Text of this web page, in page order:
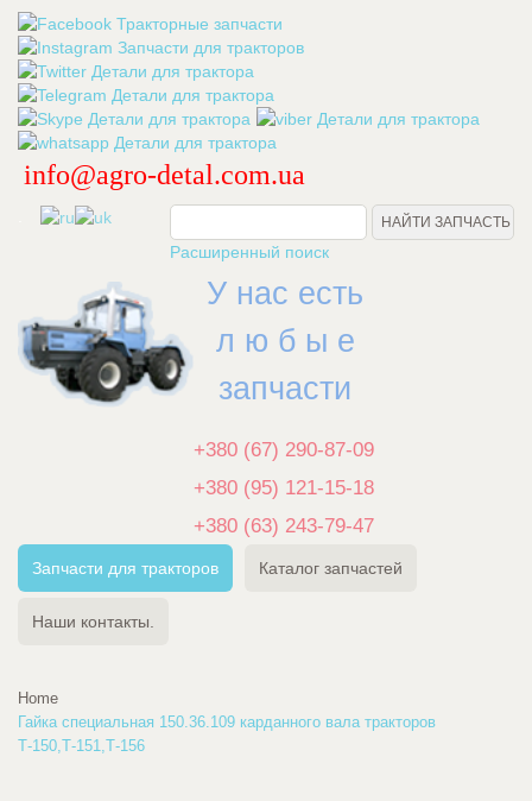
info@agro-detal.com.ua
Расширенный поиск
У нас есть
л ю б ы е
запчасти
+380 (67) 290-87-09
+380 (95) 121-15-18
+380 (63) 243-79-47
Запчасти для тракторов Каталог запчастей
Наши контакты.
Home
Гайка специальная 150.36.109 карданного вала тракторов
Т-150,Т-151,Т-156